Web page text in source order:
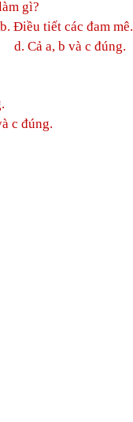
gì?
đam mê.
Cả a, b và c đúng.
c đúng.